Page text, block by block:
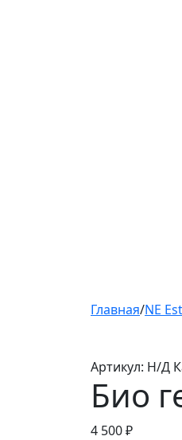
Главная/NE
Артикул: Н/Д
Био
4 500₽